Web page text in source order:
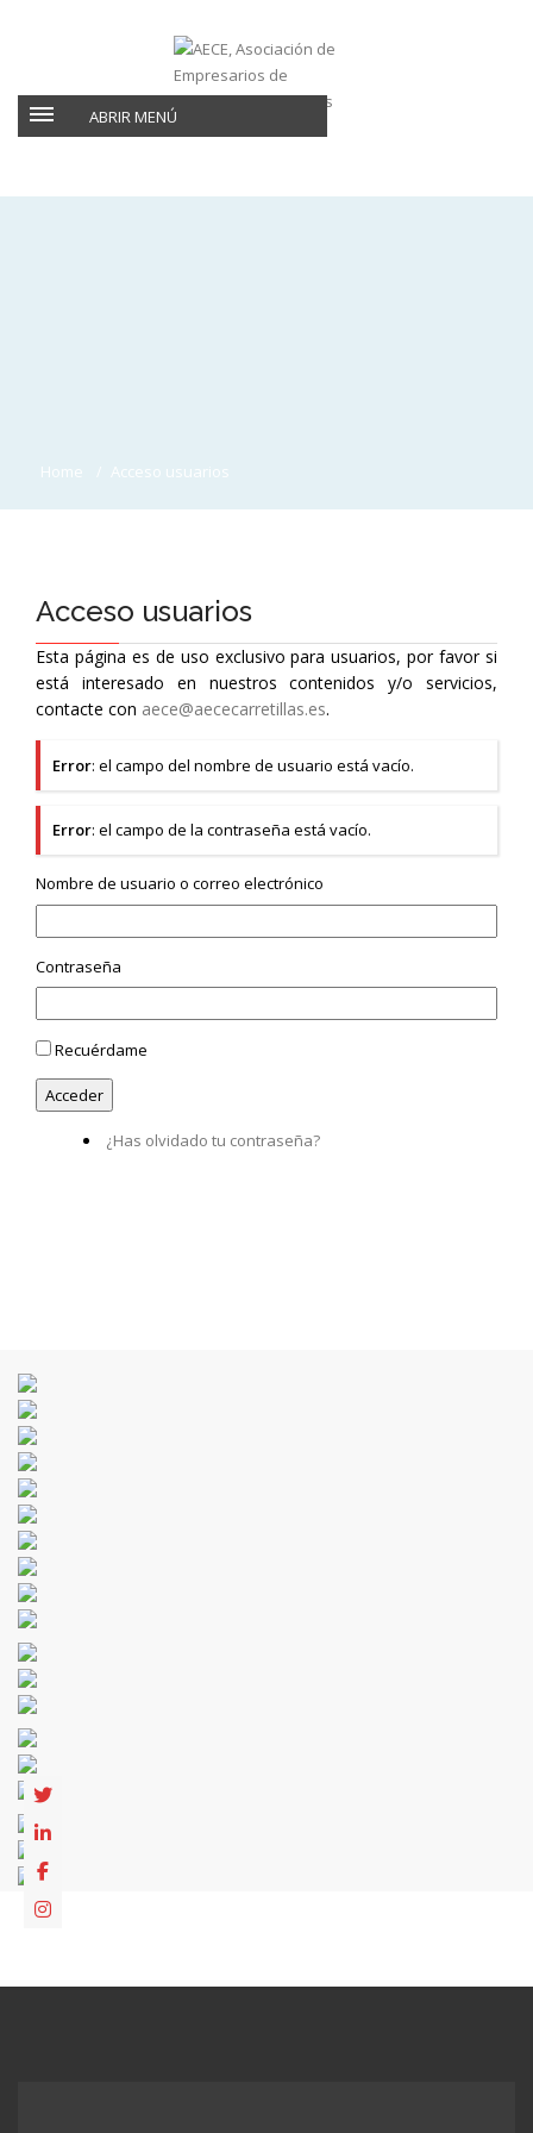
ABRIR MENÚ
Home Acceso usuarios
Acceso usuarios
Esta página es de uso exclusivo para usuarios, por favor si
está interesado en nuestros contenidos y/o servicios,
contacte con aece@aececarretillas.es.
Error: el campo del nombre de usuario está vacío.
Error: el campo de la contraseña está vacío.
Nombre de usuario o correo electrónico
Contraseña
Recuérdame
¿Has olvidado tu contraseña?